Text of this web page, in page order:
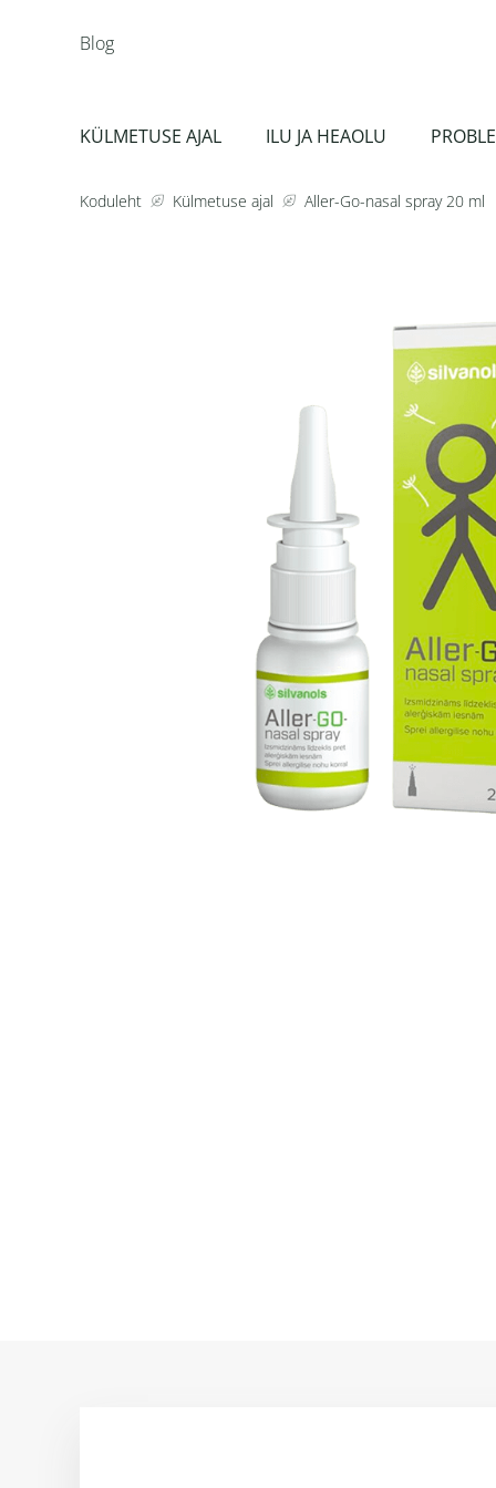
Blog
KÜLMETUSE AJAL ILU JA HEAOLU
Koduleht Külmetuse ajal Aller-Go-nasal spray 20 ml